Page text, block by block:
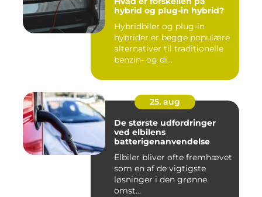
hybrid og plug-in hybrid?
Hybridbiler og plug-in
hybrider er begge populære
alternativer til traditionelle
benzin- og di...
25. aug
De største udfordringer
ved elbilens
batterigenanvendelse
Elbiler bliver ofte fremhævet
som en af de vigtigste
løsninger i den grønne
omst...